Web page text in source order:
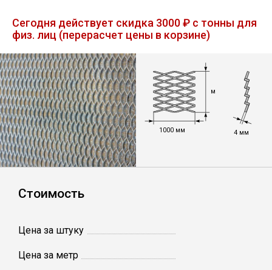
Труба
Лист
Уголок
Балка
Швеллер
Сегодня действует скидка 3000 ₽ с тонны для
физ. лиц (перерасчет цены в корзине)
4 мм
м
1000 мм
Стоимость
Цена за штуку
Цена за метр